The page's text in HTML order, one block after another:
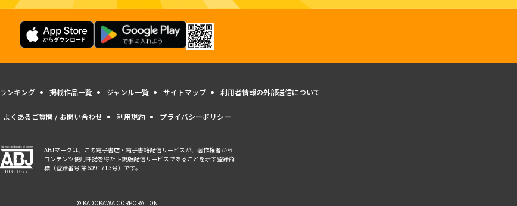
ランキング 掲載作品一覧 ジャンル一覧 サイトマップ 利用者情報の外部送信について
よくあるご質問 / お問い合わせ 利用規約 プライバシーポリシー
ABJマークは、この電子書店・電子書籍配信サービスが、著作権者から
コンテンツ使用許諾を得た正規版配信サービスであることを示す登録商
標（登録番号 第6091713号）です。
© KADOKAWA CORPORATION